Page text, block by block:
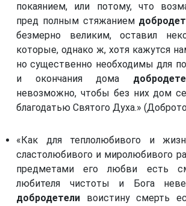
покаянием, или потому, что
пред полным стяжанием
безмерно великим, оставил
которые, однако ж, хотя кажутся
но существенно необходимы для
и окончания дома
невозможно, чтобы без них дом
благодатью Святого Духа.»
«Как для теплолюбивого и
сластолюбивого и миролюбивого
предметами его любви есть
любителя чистоты и Бога
добродетели воистину смерть